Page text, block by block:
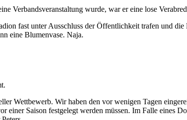
Verbandsveranstaltung wurde, war er eine lose
fast unter Ausschluss der Öffentlichkeit trafen und
eine Blumenvase. Naja.
Wettbewerb. Wir haben den vor wenigen Tagen
Saison festgelegt werden müssen. Im Falle eines